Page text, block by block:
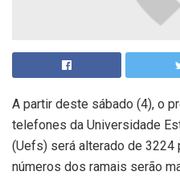
A partir deste sábado (4), o
telefones da Universidade
(Uefs) será alterado de 3224
números dos ramais serão